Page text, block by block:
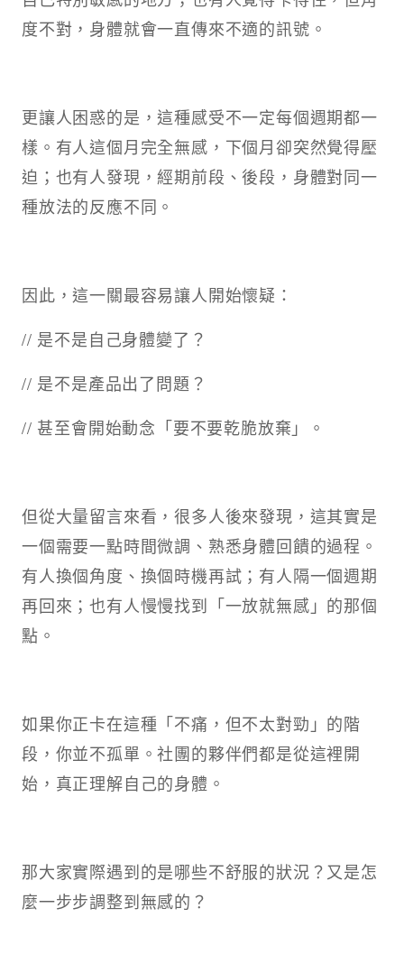
度不對，身體就會一直傳來不適的訊號。
更讓人困惑的是，這種感受不一定每個週期都一
樣。有人這個月完全無感，下個月卻突然覺得壓
迫；也有人發現，經期前段、後段，身體對同一
種放法的反應不同。
因此，這一關最容易讓人開始懷疑：
// 是不是自己身體變了？
// 是不是產品出了問題？
// 甚至會開始動念「要不要乾脆放棄」。
但從大量留言來看，很多人後來發現，這其實是
一個需要一點時間微調、熟悉身體回饋的過程。
有人換個角度、換個時機再試；有人隔一個週期
再回來；也有人慢慢找到「一放就無感」的那個
點。
如果你正卡在這種「不痛，但不太對勁」的階
段，你並不孤單。社團的夥伴們都是從這裡開
始，真正理解自己的身體。
那大家實際遇到的是哪些不舒服的狀況？又是怎
麼一步步調整到無感的？